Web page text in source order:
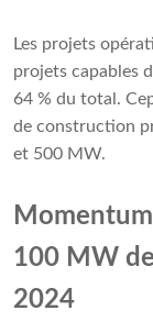
Les projets
projets capables
64 % du total.
de construction
et 500 MW.
100 MW
2024